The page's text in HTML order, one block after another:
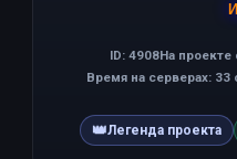
ID: 4908На проекте
Время на серверах: 33
👑Легенда проекта